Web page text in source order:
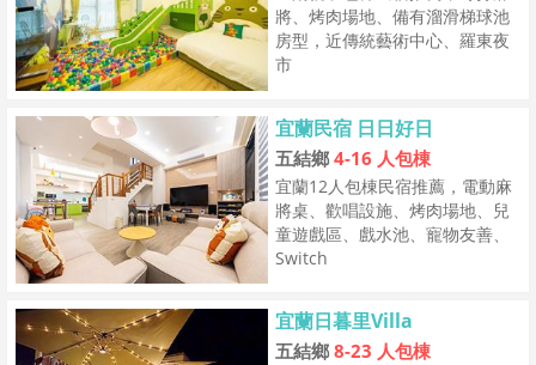
將、烤肉場地、備有溜滑梯球池
房型，近傳統藝術中心、羅東夜
市
宜蘭民宿 日日好日
五結鄉 4-16 人包棟
宜蘭12人包棟民宿推薦，電動麻
將桌、歡唱設施、烤肉場地、兒
童遊戲區、戲水池、寵物友善、
Switch
宜蘭日暮里Villa
五結鄉 8-23 人包棟